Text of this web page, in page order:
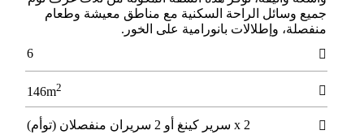
جميع وسائل الراحة السكنية مع مناطق معيشة وطعام
منفصلة، وإطلالات بانورامية على الخور.

6

146m2
 2 x سرير كينغ أو 2 سريران منفصلان (توأم)